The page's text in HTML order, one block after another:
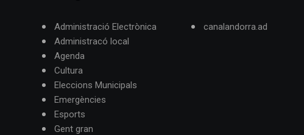
Administració Electrònica
Administracó local
Agenda
Cultura
Eleccions Municipals
Emergències
Esports
Gent gran
canalandorra.ad